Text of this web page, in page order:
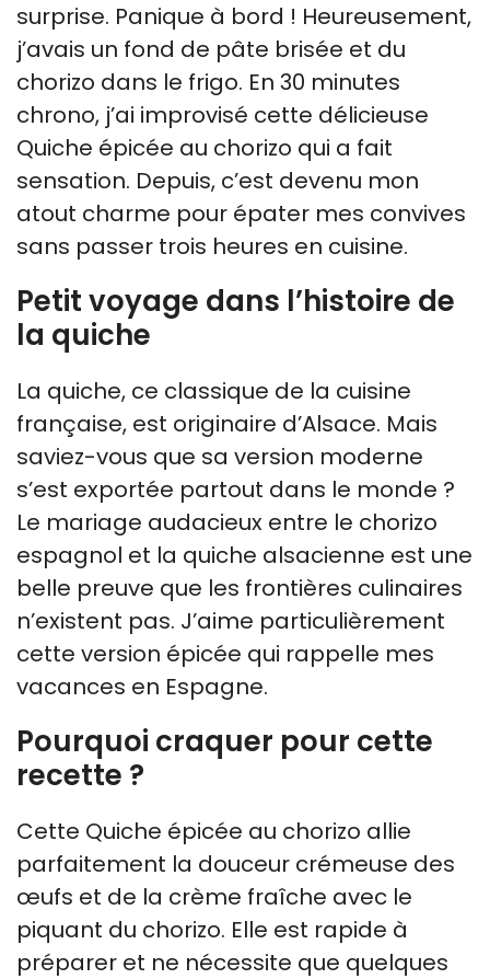
surprise. Panique à bord ! Heureusement,
j’avais un fond de pâte brisée et du
chorizo dans le frigo. En 30 minutes
chrono, j’ai improvisé cette délicieuse
Quiche épicée au chorizo qui a fait
sensation. Depuis, c’est devenu mon
atout charme pour épater mes convives
sans passer trois heures en cuisine.
Petit voyage dans l’histoire de
la quiche
La quiche, ce classique de la cuisine
française, est originaire d’Alsace. Mais
saviez-vous que sa version moderne
s’est exportée partout dans le monde ?
Le mariage audacieux entre le chorizo
espagnol et la quiche alsacienne est une
belle preuve que les frontières culinaires
n’existent pas. J’aime particulièrement
cette version épicée qui rappelle mes
vacances en Espagne.
Pourquoi craquer pour cette
recette ?
Cette Quiche épicée au chorizo allie
parfaitement la douceur crémeuse des
œufs et de la crème fraîche avec le
piquant du chorizo. Elle est rapide à
préparer et ne nécessite que quelques